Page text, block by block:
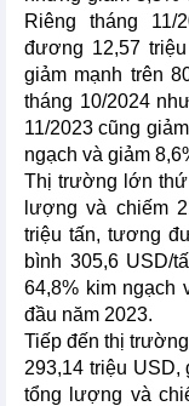
Riêng tháng 11/
đương 12,57
giảm mạnh trên
tháng 10/2024
11/2023 cũng
ngạch và giảm
Thị trường lớn thứ
lượng và chiếm
triệu tấn, tương
bình 305,6 USD/
64,8% kim ngạch
đầu năm 2023.
Tiếp đến thị
293,14 triệu USD,
tổng lượng và